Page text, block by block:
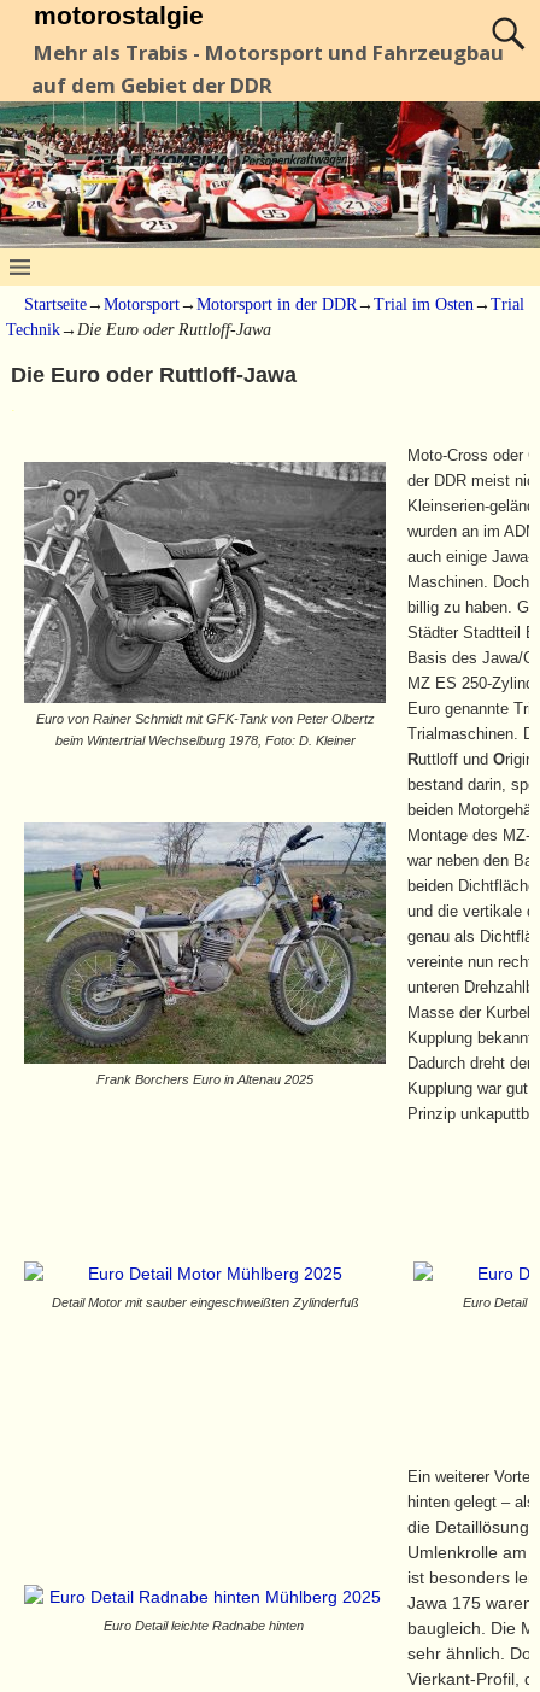
motorostalgie
Mehr als Trabis - Motorsport und Fahrzeugbau
auf dem Gebiet der DDR
Startseite→ Motorsport→ Motorsport in der DDR → Trial im Osten → Trial
Technik→ Die Euro oder Ruttloff-Jawa
Die Euro oder Ruttloff-Jawa
Euro von Rainer Schmidt mit GFK-Tank von Peter Olbertz
beim Wintertrial Wechselburg 1978, Foto: D. Kleiner
Moto-Cross oder
der DDR meist
Kleinserien-
wurden an im
auch einige Jawa-
Maschinen. Doch
billig zu haben.
Städter Stadtteil
Basis des Jawa/
MZ ES 250-
Euro genannte
Trialmaschinen.
Ruttloff undO
bestand darin,
beiden
Montage des MZ-
war neben den
beiden
und die vertikale
genau als
vereinte nun recht
unteren
Masse der
Kupplung
Dadurch dreht der
Kupplung war gut
Prinzip
Frank Borchers Euro in Altenau 2025
Detail Motor mit sauber eingeschweißten Zylinderfuß Euro Detail
Euro Detail leichte Radnabe hinten
Ein weiterer
hinten gelegt –
die Detaillösung
Umlenkrolle am
ist besonders
Jawa 175 waren
baugleich. Die
sehr ähnlich.
Vierkant-Profil,